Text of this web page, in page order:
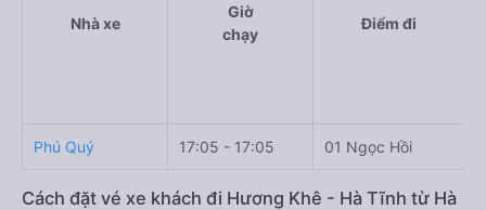
Nhà xe
Giờ
chạy
Điểm đi
Phú Quý 17:05 - 17:05 01 Ngọc Hồi
Cách đặt vé xe khách đi Hương Khê - Hà Tĩnh từ Hà